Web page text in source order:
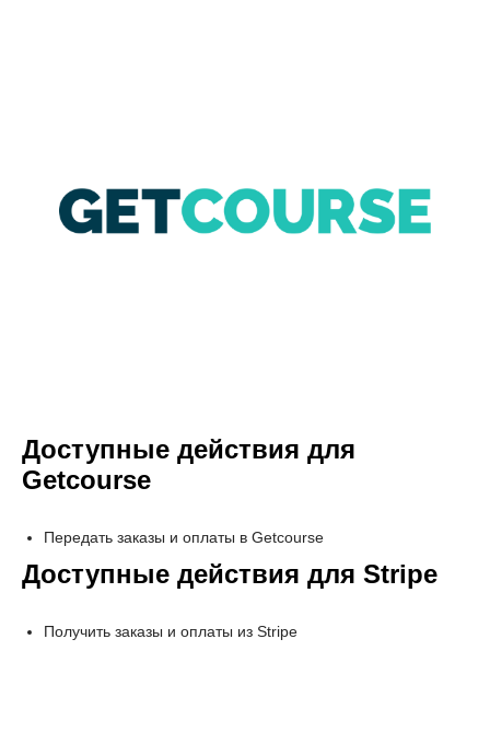
Доступные действия для
Getcourse
Передать заказы и оплаты в Getcourse
Доступные действия для Stripe
Получить заказы и оплаты из Stripe